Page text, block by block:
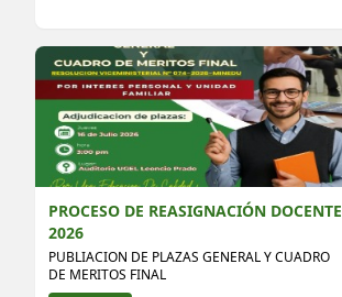
PROCESO DE REASIGNACIÓN DOCENTE
2026
PUBLIACION DE PLAZAS GENERAL Y CUADRO
DE MERITOS FINAL